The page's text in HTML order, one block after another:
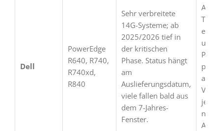
Dell
PowerEdge
R640, R740,
R740xd,
R840
Sehr verbreitete
14G-Systeme; ab
2025/2026 tief in
der kritischen
Phase. Status hängt
am
Auslieferungsdatum,
viele fallen bald aus
dem 7-Jahres-
Fenster.
Alle
Tags
und
an
jetzt
nicht